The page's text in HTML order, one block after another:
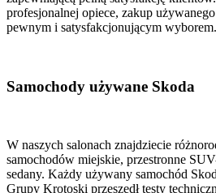
profesjonalnej opiece, zakup
pewnym i satysfakcjonującym wyborem.
Samochody używane Skoda
W naszych salonach znajdziecie
samochodów miejskie, przestronne
sedany. Każdy używany samochód
Grupy Krotoski przeszedł testy